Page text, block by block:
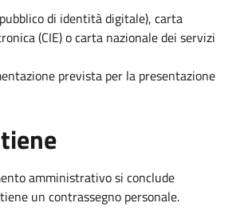
di identità digitale), carta
(CIE) o carta nazionale dei servizi
prevista per la presentazione
amministrativo si conclude
un contrassegno personale.